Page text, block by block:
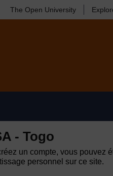
The Open University
- Togo
un compte, vous pouvez
personnel sur ce site.